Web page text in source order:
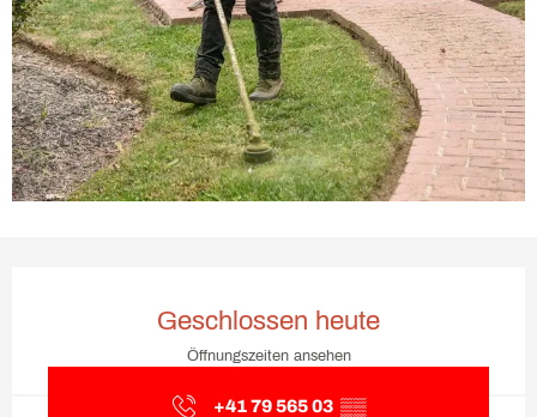
Geschlossen heute
Öffnungszeiten ansehen
+41 79 565 03 ▒▒